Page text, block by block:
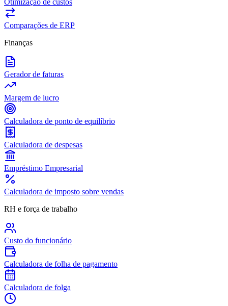
Otimização de custos
Comparações de ERP
Finanças
Gerador de faturas
Margem de lucro
Calculadora de ponto de equilíbrio
Calculadora de despesas
Empréstimo Empresarial
Calculadora de imposto sobre vendas
RH e força de trabalho
Custo do funcionário
Calculadora de folha de pagamento
Calculadora de folga